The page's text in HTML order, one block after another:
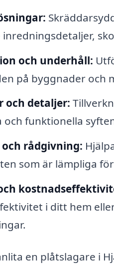
inredningsdetaljer,
och underhåll:
på byggnader och
och detaljer:
och funktionella
rådgivning:
som är lämpliga
i ditt hem
en plåtslagare i